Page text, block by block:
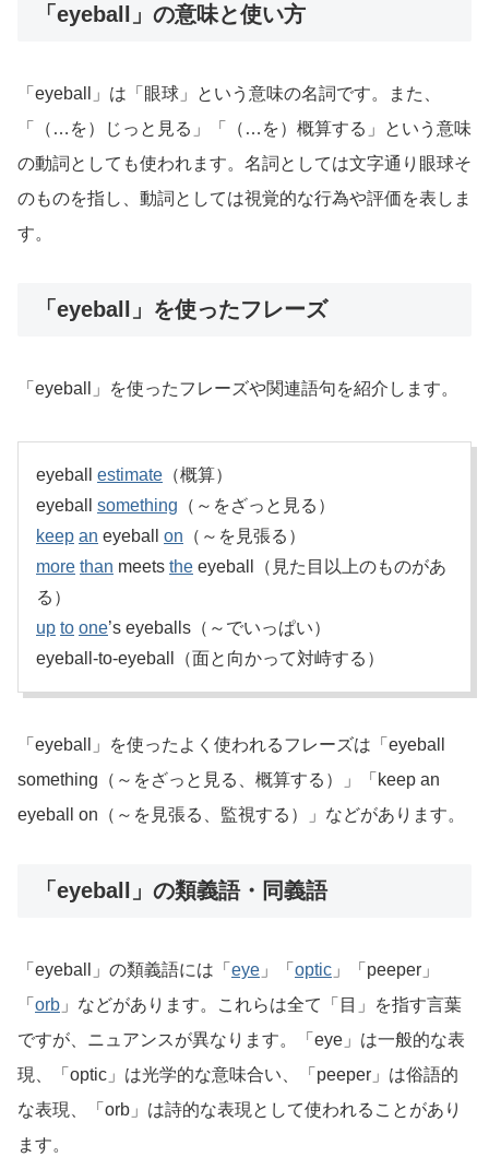
「eyeball」の意味と使い方
「eyeball」は「眼球」という意味の名詞です。また、
「（…を）じっと見る」「（…を）概算する」という意味
の動詞としても使われます。名詞としては文字通り眼球そ
のものを指し、動詞としては視覚的な行為や評価を表しま
す。
「eyeball」を使ったフレーズ
「eyeball」を使ったフレーズや関連語句を紹介します。
eyeball estimate （概算）
eyeball something （～をざっと見る）
keep an eyeball on （～を見張る）
more than meets the eyeball（見た目以上のものがあ
る）
up to one’s eyeballs（～でいっぱい）
eyeball-to-eyeball（面と向かって対峙する）
「eyeball」を使ったよく使われるフレーズは「eyeball
something（～をざっと見る、概算する）」「keep an
eyeball on（～を見張る、監視する）」などがあります。
「eyeball」の類義語・同義語
「eyeball」の類義語には「 eye 」「 optic 」「peeper」
「 orb 」などがあります。これらは全て「目」を指す言葉
ですが、ニュアンスが異なります。「eye」は一般的な表
現、「optic」は光学的な意味合い、「peeper」は俗語的
な表現、「orb」は詩的な表現として使われることがあり
ます。